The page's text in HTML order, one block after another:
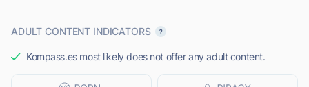
ADULT CONTENT INDICATORS
Kompass.es most likely does not offer any adult content.